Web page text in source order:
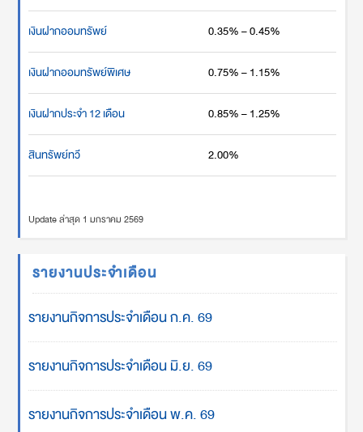
เงินฝากออมทรัพย์ 0.35% – 0.45%
เงินฝากออมทรัพย์พิเศษ 0.75% – 1.15%
เงินฝากประจำ 12 เดือน 0.85% – 1.25%
สินทรัพย์ทวี 2.00%
Update ล่าสุด 1 มกราคม 2569
รายงานประจำเดือน
รายงานกิจการประจำเดือน ก.ค. 69
รายงานกิจการประจำเดือน มิ.ย. 69
รายงานกิจการประจำเดือน พ.ค. 69